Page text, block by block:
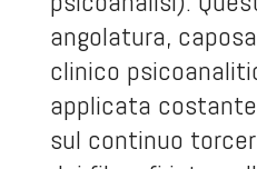
angolatura,
clinico
applicata
sul continuo